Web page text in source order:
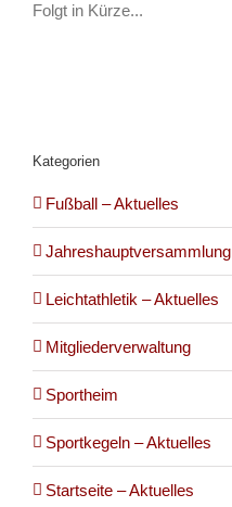
Folgt in Kürze...
Kategorien
Fußball – Aktuelles
Jahreshauptversammlung
Leichtathletik – Aktuelles
Mitgliederverwaltung
Sportheim
Sportkegeln – Aktuelles
Startseite – Aktuelles